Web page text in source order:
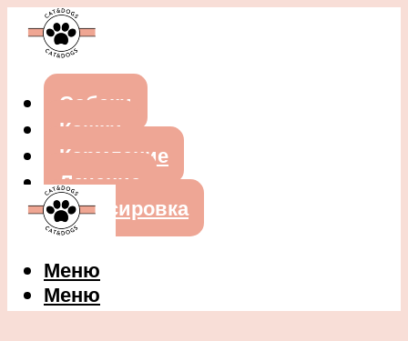
Собаки
Кошки
Кормление
Лечение
Дрессировка
Меню
Меню